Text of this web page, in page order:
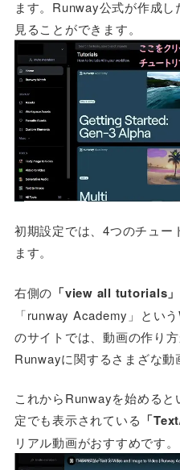
ます。Runway公式が作成
見ることができます。
初期設定では、4つのチュー
ます。
右側の 「view all tutorials」
「runway Academy」とい
のサイトでは、動画の作り方
Runwayに関するさまざな動
これからRunwayを始める
定でも表示されている 「
リアル動画がおすすめです。